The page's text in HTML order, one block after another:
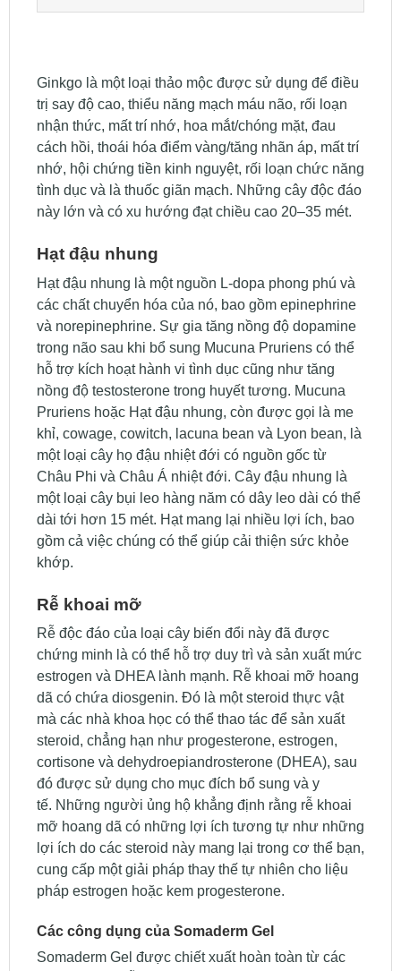
Ginkgo là một loại thảo mộc được sử dụng để điều
trị say độ cao, thiểu năng mạch máu não, rối loạn
nhận thức, mất trí nhớ, hoa mắt/chóng mặt, đau
cách hồi, thoái hóa điểm vàng/tăng nhãn áp, mất trí
nhớ, hội chứng tiền kinh nguyệt, rối loạn chức năng
tình dục và là thuốc giãn mạch. Những cây độc đáo
này lớn và có xu hướng đạt chiều cao 20–35 mét.
Hạt đậu nhung
Hạt đậu nhung là một nguồn L-dopa phong phú và
các chất chuyển hóa của nó, bao gồm epinephrine
và norepinephrine. Sự gia tăng nồng độ dopamine
trong não sau khi bổ sung Mucuna Pruriens có thể
hỗ trợ kích hoạt hành vi tình dục cũng như tăng
nồng độ testosterone trong huyết tương. Mucuna
Pruriens hoặc Hạt đậu nhung, còn được gọi là me
khỉ, cowage, cowitch, lacuna bean và Lyon bean, là
một loại cây họ đậu nhiệt đới có nguồn gốc từ
Châu Phi và Châu Á nhiệt đới. Cây đậu nhung là
một loại cây bụi leo hàng năm có dây leo dài có thể
dài tới hơn 15 mét. Hạt mang lại nhiều lợi ích, bao
gồm cả việc chúng có thể giúp cải thiện sức khỏe
khớp.
Rễ khoai mỡ
Rễ độc đáo của loại cây biến đổi này đã được
chứng minh là có thể hỗ trợ duy trì và sản xuất mức
estrogen và DHEA lành mạnh. Rễ khoai mỡ hoang
dã có chứa diosgenin. Đó là một steroid thực vật
mà các nhà khoa học có thể thao tác để sản xuất
steroid, chẳng hạn như progesterone, estrogen,
cortisone và dehydroepiandrosterone (DHEA), sau
đó được sử dụng cho mục đích bổ sung và y
tế. Những người ủng hộ khẳng định rằng rễ khoai
mỡ hoang dã có những lợi ích tương tự như những
lợi ích do các steroid này mang lại trong cơ thể bạn,
cung cấp một giải pháp thay thế tự nhiên cho liệu
pháp estrogen hoặc kem progesterone.
Các công dụng của Somaderm Gel
Somaderm Gel được chiết xuất hoàn toàn từ các